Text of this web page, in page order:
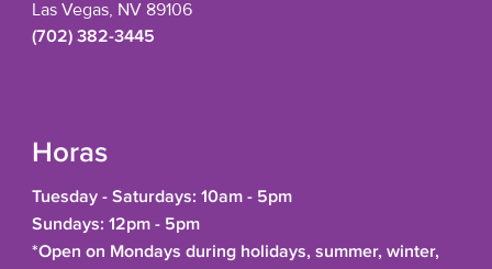
Las Vegas, NV 89106
(702) 382-3445
Horas
Tuesday - Saturdays: 10am - 5pm
Sundays: 12pm - 5pm
*Open on Mondays during holidays, summer, winter,